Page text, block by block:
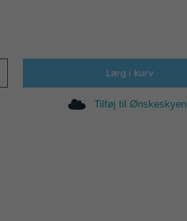
Læg i kurv
Tilføj til Ønskeskyen